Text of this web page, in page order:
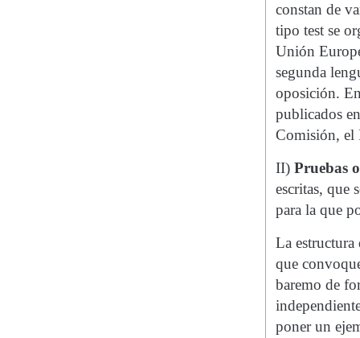
constan de
tipo test se
Unión
segunda
oposición.
publicados
Comisión, el
II) Pruebas
escritas, que
para la que
La
que
baremo de
poner un